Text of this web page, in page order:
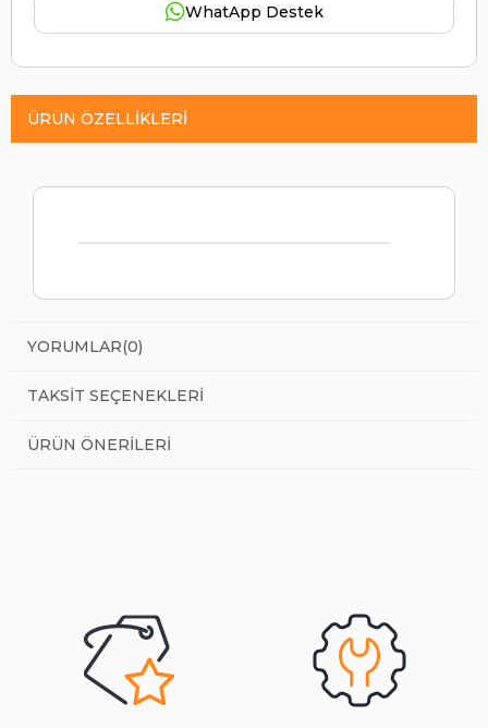
WhatApp Destek
ÜRÜN ÖZELLIKLERI
YORUMLAR(0)
TAKSIT SEÇENEKLERI
ÜRÜN ÖNERILERI